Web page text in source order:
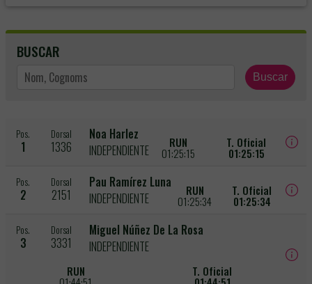
BUSCAR
Buscar
Pos.
1
Dorsal
1336
Noa Harlez
INDEPENDIENTE
RUN
01:25:15
T. Oficial
01:25:15
Pos.
2
Dorsal
2151
Pau Ramírez Luna
INDEPENDIENTE
RUN
01:25:34
T. Oficial
01:25:34
Pos.
3
Dorsal
3331
Miguel Núñez De La Rosa
INDEPENDIENTE
RUN T. Oficial